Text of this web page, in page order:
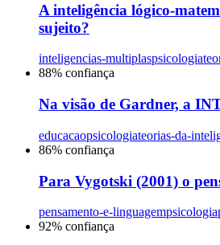
A inteligência lógico-
sujeito?
inteligencias-multiplaspsicologia
88% confiança
Na visão de Gardner, a
educacaopsicologiateorias-da-
86% confiança
Para Vygotski (2001) o
pensamento-e-linguagempsicologia
92% confiança